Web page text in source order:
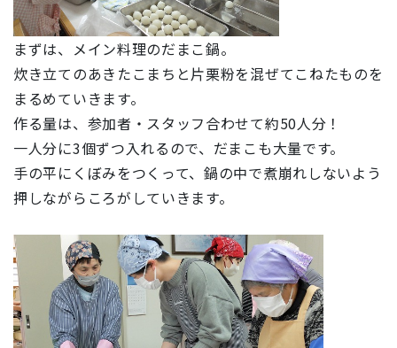
まずは、メイン料理のだまこ鍋。
炊き立てのあきたこまちと片栗粉を混ぜてこねたものを
まるめていきます。
作る量は、参加者・スタッフ合わせて約50人分！
一人分に3個ずつ入れるので、だまこも大量です。
手の平にくぼみをつくって、鍋の中で煮崩れしないよう
押しながらころがしていきます。